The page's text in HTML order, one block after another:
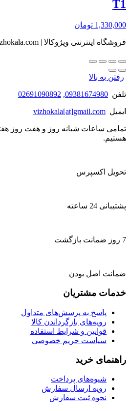
T1
1,330,000 تومان
فروشگاه اینترنتی ویژوکالا | www.vizhokala.com
رفتن به بالا
تلفن 09381674980
,
02691090892
ایمیل vizhokala[at]gmail.com
تمامی ساعات شبانه روز و هفت روز
هستیم.
تحویل اکسپرس
پشتیبانی 24 ساعته
7 روز ضمانت بازگشت
ضمانت اصل بودن
خدمات مشتریان
پاسخ به پرسش‌های متداول
رویه‌های بازگرداندن کالا
قوانین و شرایط استفاده
سیاست حریم خصوصی
راهنمای خرید
شیوه‌های پرداخت
رویه ارسال سفارش
نحوه ثبت سفارش